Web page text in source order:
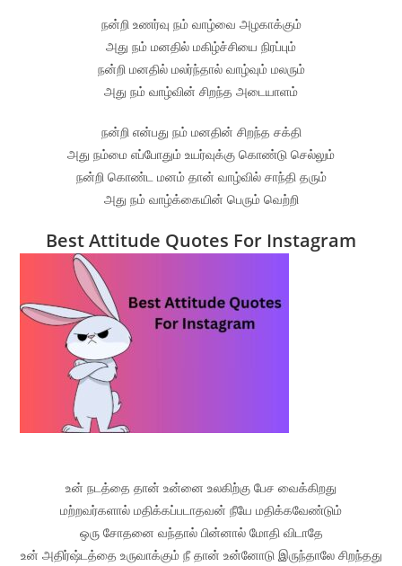
நன்றி உணர்வு நம் வாழ்வை அழகாக்கும்
அது நம் மனதில் மகிழ்ச்சியை நிரப்பும்
நன்றி மனதில் மலர்ந்தால் வாழ்வும் மலரும்
அது நம் வாழ்வின் சிறந்த அடையாளம்
நன்றி என்பது நம் மனதின் சிறந்த சக்தி
அது நம்மை எப்போதும் உயர்வுக்கு கொண்டு செல்லும்
நன்றி கொண்ட மனம் தான் வாழ்வில் சாந்தி தரும்
அது நம் வாழ்க்கையின் பெரும் வெற்றி
Best Attitude Quotes For Instagram
உன் நடத்தை தான் உன்னை உலகிற்கு பேச வைக்கிறது
மற்றவர்களால் மதிக்கப்படாதவன் நீயே மதிக்கவேண்டும்
ஒரு சோதனை வந்தால் பின்னால் மோதி விடாதே
உன் அதிர்ஷ்டத்தை உருவாக்கும் நீ தான் உன்னோடு இருந்தாலே சிறந்தது